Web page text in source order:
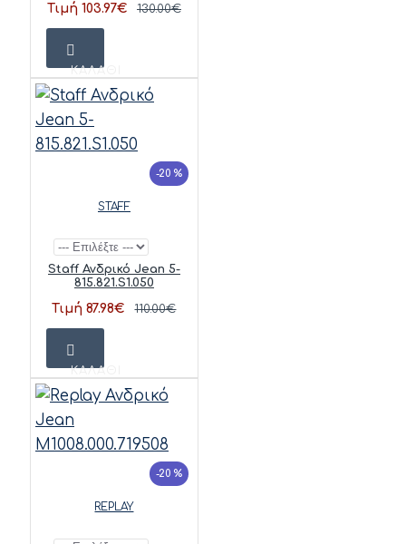
Τιμή 103.97€ 130.00€
ΚΑΛΆΘΙ
-20 %
STAFF
Staff Ανδρικό Jean 5-
815.821.S1.050
Τιμή 87.98€ 110.00€
ΚΑΛΆΘΙ
-20 %
REPLAY